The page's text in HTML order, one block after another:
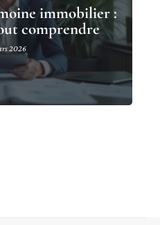
immobilier :
comprendre
2026